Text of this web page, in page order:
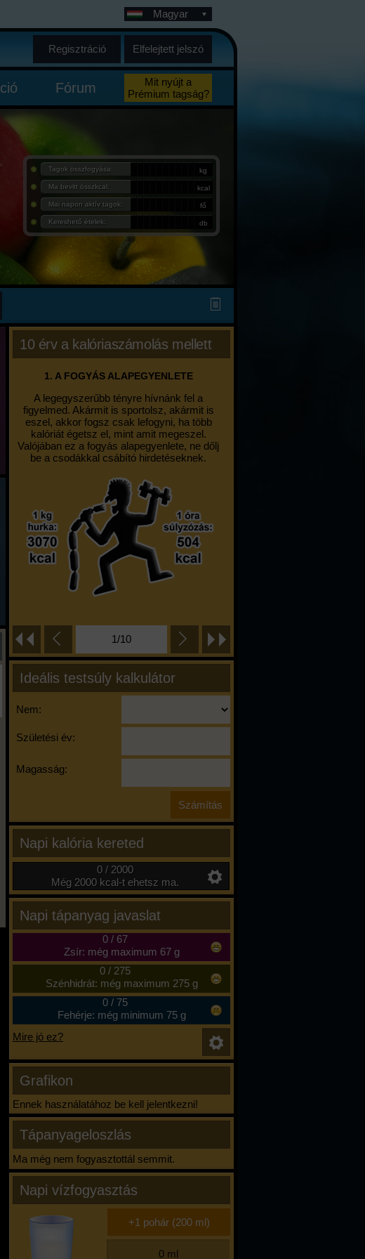
Magyar
Regisztráció Elfelejtett jelszó
Fórum
Mit nyújt a
Prémium tagság?
Tagok összfogyása: kg
Ma bevitt összkcal: kcal
Mai napon aktív tagok: fő
Kereshető ételek: db
10 érv a kalóriaszámolás mellett
1. A FOGYÁS ALAPEGYENLETE
A legegyszerűbb tényre hívnánk fel a
figyelmed. Akármit is sportolsz, akármit is
eszel, akkor fogsz csak lefogyni, ha több
kalóriát égetsz el, mint amit megeszel.
Valójában ez a fogyás alapegyenlete, ne dőlj
be a csodákkal csábító hirdetéseknek.
1/10
Ideális testsúly kalkulátor
Nem:
Születési év:
Magasság:
Napi kalória kereted
0 / 2000
Még 2000 kcal-t ehetsz ma.
Napi tápanyag javaslat
0/ 67
Zsír: még maximum 67 g
0/ 275
Szénhidrát: még maximum 275 g
0/ 75
Fehérje: még minimum 75 g
Mire jó ez?
Grafikon
Ennek használatához be kell jelentkezni!
Tápanyageloszlás
Ma még nem fogyasztottál semmit.
Napi vízfogyasztás